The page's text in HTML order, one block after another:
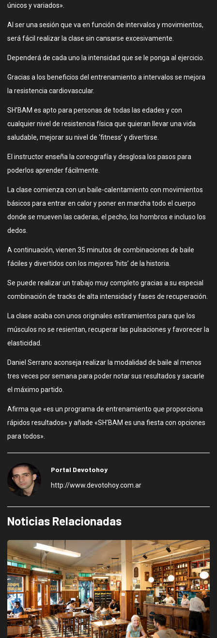
únicos y variados».
Al ser una sesión que va en función de intervalos y movimientos,
será fácil realizar la clase sin cansarse excesivamente.
Dependerá de cada uno la intensidad que se le ponga al ejercicio.
Gracias a los beneficios del entrenamiento a intervalos se mejora
la resistencia cardiovascular.
SH’BAM es apto para personas de todas las edades y con
cualquier nivel de resistencia física que quieran llevar una vida
saludable, mejorar su nivel de ‘fitness’ y divertirse.
El instructor enseña la coreografía y desglosa los pasos para
poderlos aprender fácilmente.
La clase comienza con un baile-calentamiento con movimientos
básicos para entrar en calor y poner en marcha todo el cuerpo
donde se mueven las caderas, el pecho, los hombros e incluso los
dedos.
A continuación, vienen 35 minutos de combinaciones de baile
fáciles y divertidos con los mejores ‘hits’ de la historia.
Se puede realizar un trabajo muy completo gracias a su especial
combinación de tracks de alta intensidad y fases de recuperación.
La clase acaba con unos originales estiramientos para que los
músculos no se resientan, recuperar las pulsaciones y favorecer la
elasticidad.
Daniel Serrano aconseja realizar la modalidad de baile al menos
tres veces por semana para poder notar sus resultados y sacarle
el máximo partido.
Afirma que «es un programa de entrenamiento que proporciona
rápidos resultados» y añade «SH’BAM es una fiesta con opciones
para todos».
Portal Devotohoy
http://www.devotohoy.com.ar
Noticias Relacionadas